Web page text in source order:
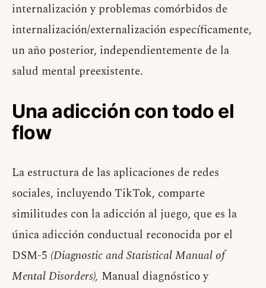
internalización y problemas comórbidos de
internalización/externalización específicamente,
un año posterior, independientemente de la
salud mental preexistente.
Una adicción con todo el
flow
La estructura de las aplicaciones de redes
sociales, incluyendo TikTok, comparte
similitudes con la adicción al juego, que es la
única adicción conductual reconocida por el
DSM-5 (Diagnostic and Statistical Manual of
Mental Disorders), Manual diagnóstico y